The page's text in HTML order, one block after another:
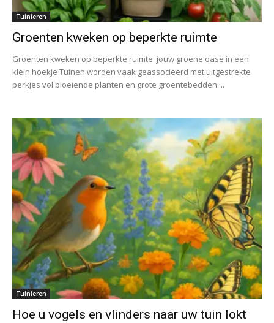
Tuinieren
Groenten kweken op beperkte ruimte
Groenten kweken op beperkte ruimte: jouw groene oase in een
klein hoekje Tuinen worden vaak geassocieerd met uitgestrekte
perkjes vol bloeiende planten en grote groentebedden....
Tuinieren
Hoe u vogels en vlinders naar uw tuin lokt